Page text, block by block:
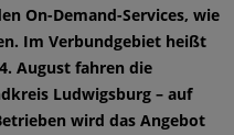
On-Demand-Services, wie
Im Verbundgebiet heißt
August fahren die
Ludwigsburg – auf
wird das Angebot